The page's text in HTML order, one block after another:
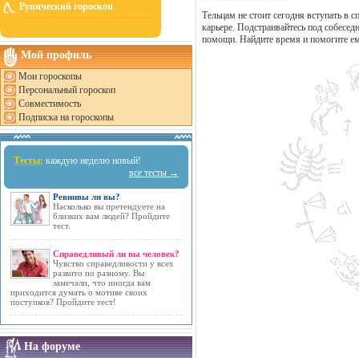
Рунический гороскоп
Мой профиль
Мои гороскопы
Персональный гороскоп
Совместимость
Подписка на гороскопы
Тесты: каждую неделю новый!
все тесты →
Ревнивы ли вы?
Насколько вы претендуете на
близких вам людей? Пройдите
тест.
Справедливый ли вы человек?
Чувство справедливости у всех
развито по разному. Вы
замечали, что иногда вам
приходится думать о мотиве своих
поступков? Пройдите тест!
На форуме
Тельцам не стоит сегодня вступать в
карьере. Подстраивайтесь под
помощи. Найдите время и помогите